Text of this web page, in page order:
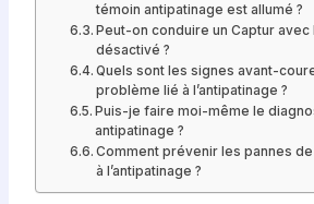
témoin antipatinage est allumé ?
Peut-on conduire un Captur avec
désactivé ?
Quels sont les signes avant-
problème lié à l’antipatinage ?
Puis-je faire moi-même le
antipatinage ?
Comment prévenir les pannes
à l’antipatinage ?